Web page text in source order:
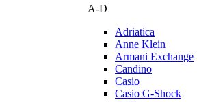
A-D
Adriatica
Anne Klein
Armani Exchange
Candino
Casio
Casio G-Shock